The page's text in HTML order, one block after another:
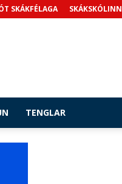
SKÁKFÉLAGA SKÁKSKÓLINN
TENGLAR